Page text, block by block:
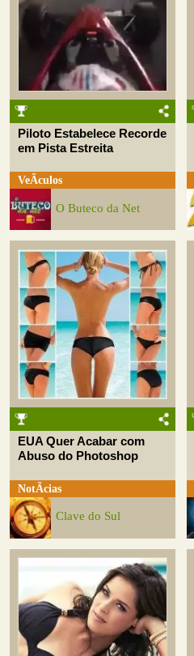
Piloto Estabelece Recorde
em Pista Estreita
VeÃ­culos
O Buteco da Net
EUA Quer Acabar com
Abuso do Photoshop
NotÃ­cias
Clave do Sul